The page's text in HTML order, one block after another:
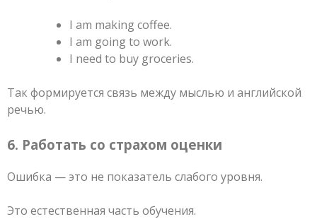
I am making coffee.
I am going to work.
I need to buy groceries.
Так формируется связь между мыслью и английской
речью.
6. Работать со страхом оценки
Ошибка — это не показатель слабого уровня.
Это естественная часть обучения.